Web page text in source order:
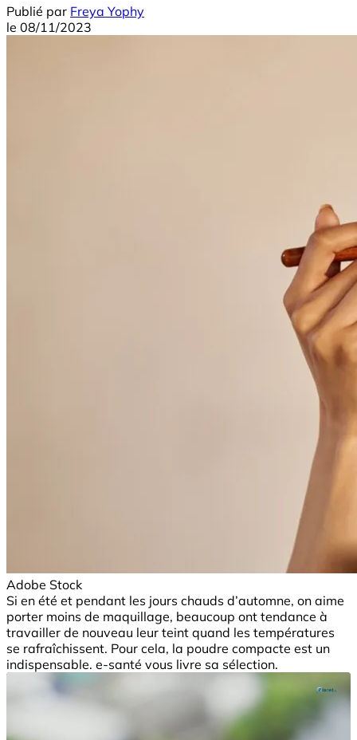
Publié par Freya Yophy
le 08/11/2023
Adobe Stock
Si en été et pendant les jours chauds d’automne, on aime
porter moins de maquillage, beaucoup ont tendance à
travailler de nouveau leur teint quand les températures
se rafraîchissent. Pour cela, la poudre compacte est un
indispensable. e-santé vous livre sa sélection.